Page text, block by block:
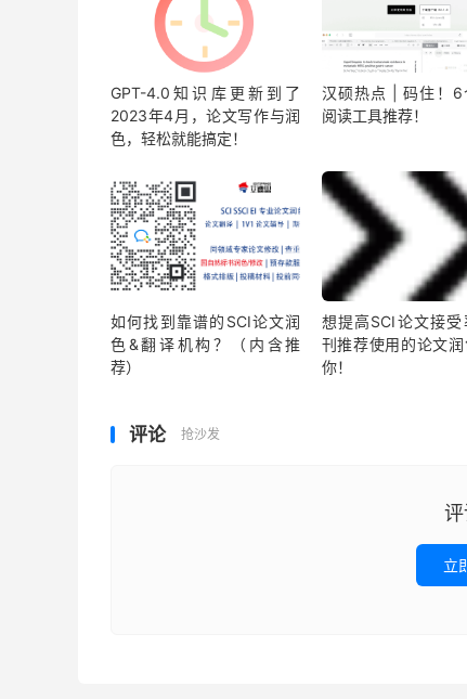
GPT-4.0知识库更新到了
2023年4月，论文写作与润
色，轻松就能搞定！
汉硕热点 | 码住！6
阅读工具推荐！
如何找到靠谱的SCI论文润
色&翻译机构？（内含推
荐）
想提高SCI论文接受
刊推荐使用的论文润
你！
评论 抢沙发
评
立